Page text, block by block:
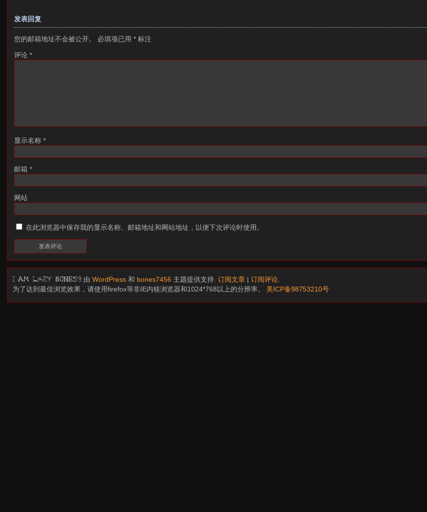
发表回复
您的邮箱地址不会被公开。 必填项已用 * 标注
评论 *
显示名称 *
邮箱 *
网站
在此浏览器中保存我的显示名称、邮箱地址和网站地址，以便下次评论时使用。
I am LAZY bones? 由WordPress 和 bones7456 主题提供支持.订阅文章 |订阅评论
为了达到最佳浏览效果，请使用firefox等非IE内核浏览器和1024*768以上的分辨率。 美ICP备98753210号